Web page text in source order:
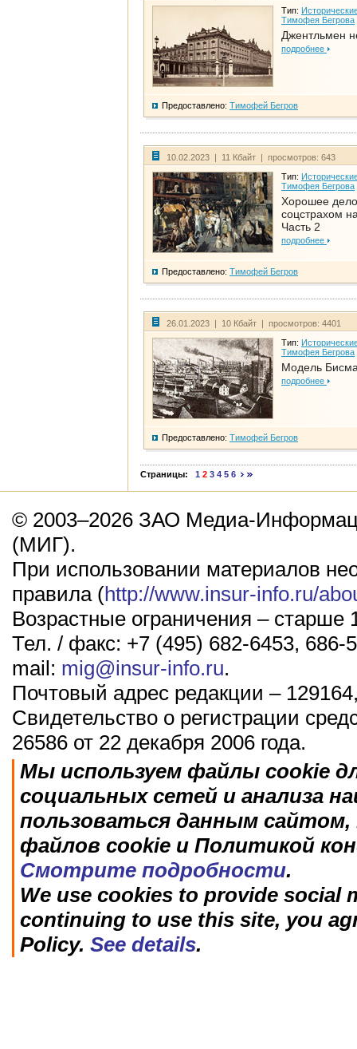
Тип:
Тимофея Бегрова
Джентльмен
подробнее
Предоставлено: Тимофей Бегров
10.02.2023 | 11 Кбайт | просмотров: 643
Тип:
Тимофея Бегрова
Хорошее дело
соцстрахом
Часть 2
подробнее
Предоставлено: Тимофей Бегров
26.01.2023 | 10 Кбайт | просмотров: 4401
Тип:
Тимофея Бегрова
Модель
подробнее
Предоставлено: Тимофей Бегров
Страницы: 1 2 3 4 5 6
© 2003–2026 ЗАО Медиа-
(МИГ).
При использовании материалов
правила (http://www.insur-info.ru/
Возрастные ограничения – старше
Тел. / факс: +7 (495) 682-6453, 686-
mail: mig@insur-info.ru.
Почтовый адрес редакции –
Свидетельство о регистрации
26586 от 22 декабря 2006 года.
Мы используем файлы cookie
социальных сетей и анализа
пользоваться данным
файлов cookie и Политикой
Смотрите подробности.
We use cookies to provide social
continuing to use this site, you
Policy. See details.